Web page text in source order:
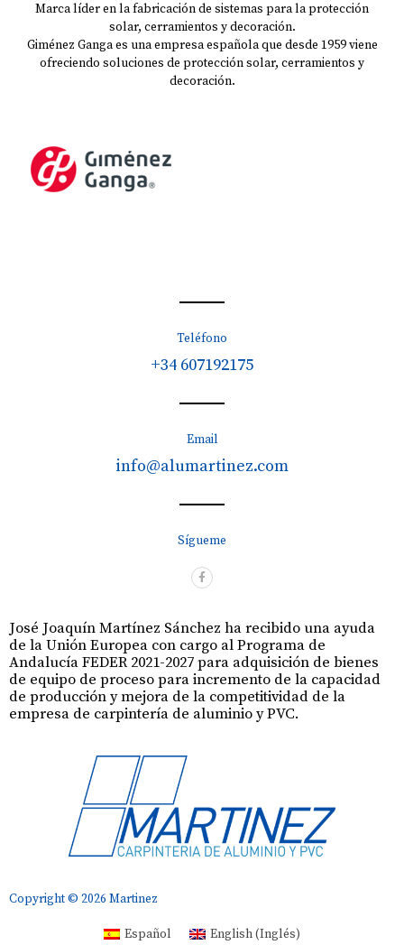
Marca líder en la fabricación de sistemas para la protección
solar, cerramientos y decoración.
Giménez Ganga es una empresa española que desde 1959 viene
ofreciendo soluciones de protección solar, cerramientos y
decoración.
Teléfono
+34 607192175
Email
info@alumartinez.com
Sígueme
José Joaquín Martínez Sánchez ha recibido una ayuda
de la Unión Europea con cargo al Programa de
Andalucía FEDER 2021-2027 para adquisición de bienes
de equipo de proceso para incremento de la capacidad
de producción y mejora de la competitividad de la
empresa de carpintería de aluminio y PVC.
Copyright © 2026 Martinez
Español English(Inglés)